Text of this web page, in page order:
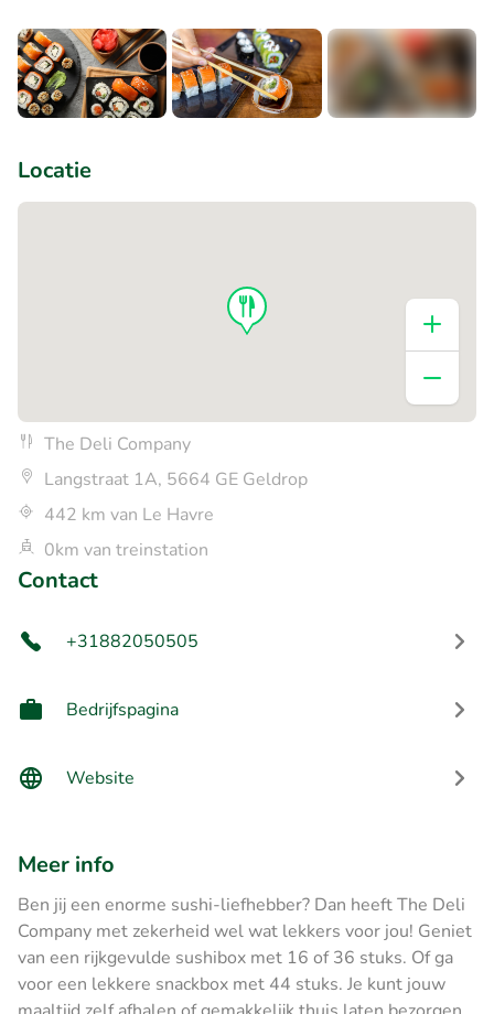
Locatie
The Deli Company
Langstraat 1A, 5664 GE Geldrop
442 km van Le Havre
0km van treinstation
Contact
+31882050505
Bedrijfspagina
Website
Meer info
Ben jij een enorme sushi-liefhebber? Dan heeft The Deli
Company met zekerheid wel wat lekkers voor jou! Geniet
van een rijkgevulde sushibox met 16 of 36 stuks. Of ga
voor een lekkere snackbox met 44 stuks. Je kunt jouw